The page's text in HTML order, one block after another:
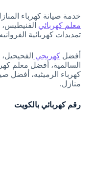
خدمة صيانة كهرباء
معلم كهربائي
تمديدات كهربائية الفروانيه
أفضل كهربجي الفحيحيل،
السالمية، أفضل معلم
كهرباء الرميثيه، أفضل
منازل.
رقم كهربائي بالكويت